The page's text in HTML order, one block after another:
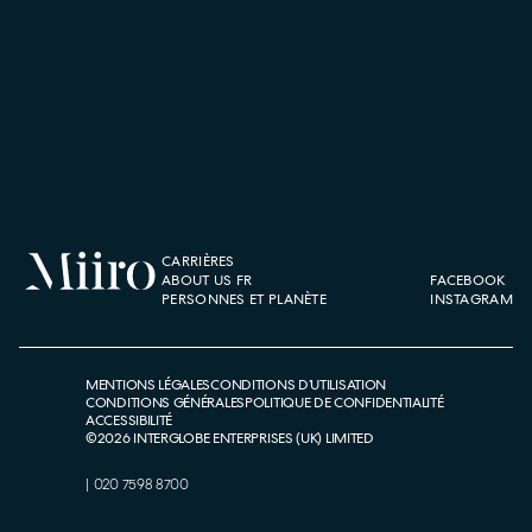
CARRIÈRES
ABOUT US FR
PERSONNES ET PLANÈTE
FACEBOOK
INSTAGRAM
MENTIONS LÉGALESCONDITIONS D’UTILISATION
CONDITIONS GÉNÉRALESPOLITIQUE DE CONFIDENTIALITÉ
ACCESSIBILITÉ
©2026INTERGLOBE ENTERPRISES (UK) LIMITED
| 020 7598 8700